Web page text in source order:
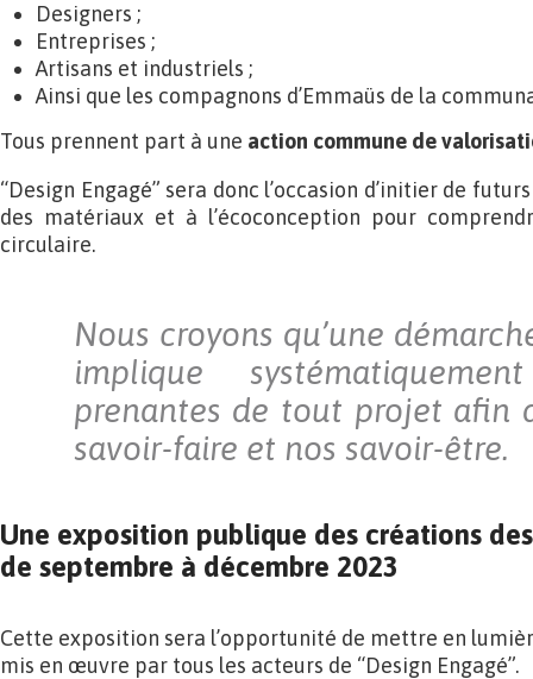
Designers ;
Entreprises ;
Artisans et industriels ;
Ainsi que les compagnons d’Emmaüs de la
Tous prennent part à une action commune de
“Design Engagé” sera donc l’occasion d’initier de
des matériaux et à l’écoconception pour
circulaire.
Nous croyons qu’une
implique
prenantes de tout projet afin
savoir-faire et nos savoir-être.
Une exposition publique des créations
de septembre à décembre 2023
Cette exposition sera l’opportunité de mettre en
mis en œuvre par tous les acteurs de “Design Engagé”.